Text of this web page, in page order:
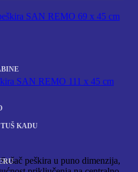
KADU
SAN REMO 111 x 45 cm
peškira u puno dimenzija,